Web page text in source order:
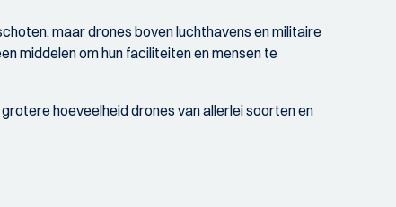
maar drones boven luchthavens en militaire
middelen om hun faciliteiten en mensen te
hoeveelheid drones van allerlei soorten en